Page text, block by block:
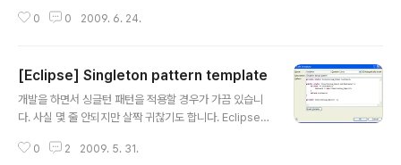
아 기대되라~
0 0 2009. 6. 24.
[Eclipse] Singleton pattern template
개발을 하면서 싱글턴 패턴을 적용할 경우가 가끔 있습니
다. 사실 몇 줄 안되지만 살짝 귀찮기도 합니다. Eclipse
다. 이클립스에서 Window - Preferences - Java - E
0 2 2009. 5. 31.